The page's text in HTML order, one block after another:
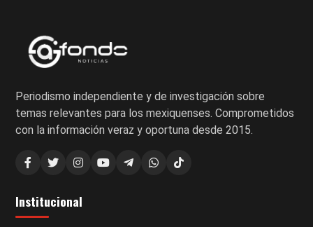
Periodismo independiente y de investigación sobre
temas relevantes para los mexiquenses. Comprometidos
con la información veraz y oportuna desde 2015.
Institucional